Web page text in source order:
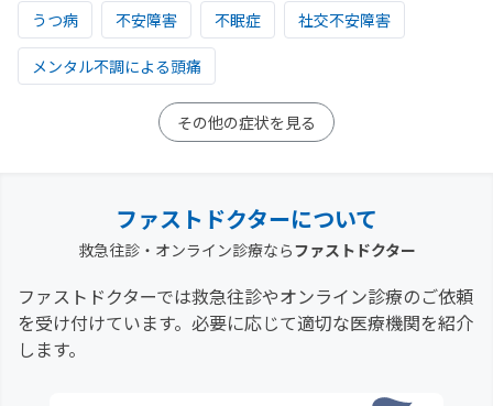
うつ病 不安障害 不眠症 社交不安障害
メンタル不調による頭痛
その他の症状を見る
ファストドクターについて
救急往診・オンライン診療ならファストドクター
ファストドクターでは救急往診やオンライン診療のご依頼
を受け付けています。必要に応じて適切な医療機関を紹介
します。